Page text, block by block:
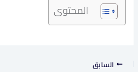
المحتوى
السابق